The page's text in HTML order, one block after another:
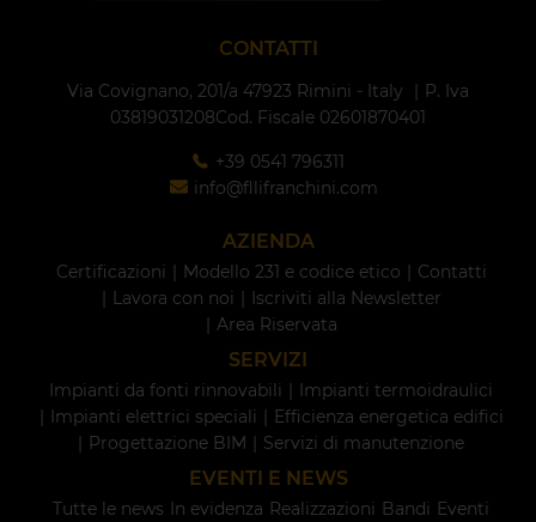
CONTATTI
Via Covignano, 201/a 47923 Rimini - Italy
P. Iva
03819031208Cod. Fiscale 02601870401
+39 0541 796311
info@fllifranchini.com
AZIENDA
Certificazioni Modello 231 e codice etico
Contatti
Lavora con noi
Iscriviti alla Newsletter
Area Riservata
SERVIZI
Impianti da fonti rinnovabili
Impianti termoidraulici
Impianti elettrici speciali
Efficienza energetica edifici
Progettazione BIM
Servizi di manutenzione
EVENTI E NEWS
Tutte le news In evidenza Realizzazioni Bandi Eventi